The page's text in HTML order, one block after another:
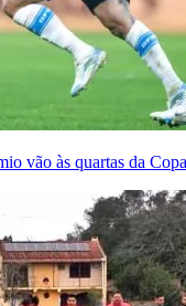
vão às quartas da